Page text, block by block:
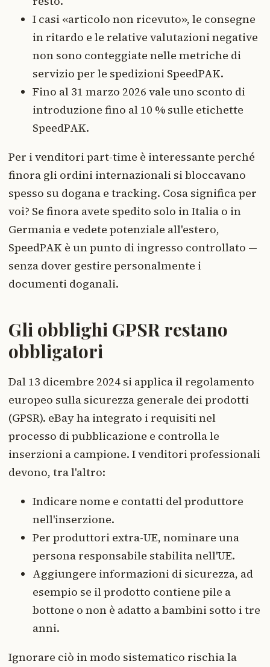
I casi «articolo non ricevuto», le consegne
in ritardo e le relative valutazioni negative
non sono conteggiate nelle metriche di
servizio per le spedizioni SpeedPAK.
Fino al 31 marzo 2026 vale uno sconto di
introduzione fino al 10 % sulle etichette
SpeedPAK.
Per i venditori part-time è interessante perché
finora gli ordini internazionali si bloccavano
spesso su dogana e tracking. Cosa significa per
voi? Se finora avete spedito solo in Italia o in
Germania e vedete potenziale all'estero,
SpeedPAK è un punto di ingresso controllato —
senza dover gestire personalmente i
documenti doganali.
Gli obblighi GPSR restano
obbligatori
Dal 13 dicembre 2024 si applica il regolamento
europeo sulla sicurezza generale dei prodotti
(GPSR). eBay ha integrato i requisiti nel
processo di pubblicazione e controlla le
inserzioni a campione. I venditori professionali
devono, tra l'altro:
Indicare nome e contatti del produttore
nell'inserzione.
Per produttori extra-UE, nominare una
persona responsabile stabilita nell'UE.
Aggiungere informazioni di sicurezza, ad
esempio se il prodotto contiene pile a
bottone o non è adatto a bambini sotto i tre
anni.
Ignorare ciò in modo sistematico rischia la